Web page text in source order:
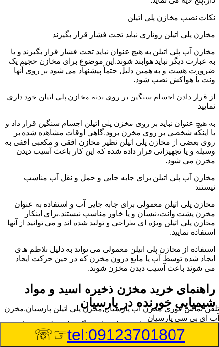
نکات نصب مخازن پلی اتیلن
مخازن پلی اتیلن روتاری نباید تحت فشار قرار بگیرند
مخازن آب پلی اتیلن به هیچ عنوان نباید تحت فشار قرار بگیرند و یا
به عبارت دیگر نباید هوابند شوند.این موضوع برای مخازن حجیم یک
ضرورت هست و به همین دلیل حتماً پیشنهاد می شود بر روی آنها
ونت یا هواکش نصب شود.
از قرار دادن اجسام سنگین بر روی بدنه مخازن پلی اتیلن خود داری
نمایید
به هیچ عنوان نباید بر روی مخزن پلی اتیلن اجسام سنگین قرار داد و
یا اینکه شخصی بر روی مخزن برود.گاهی اوقات مشاهده شده بر
روی بعضی از مخازن پلی اتیلن نظیر مخازن افقی و مکعبی افقی به
وسیله و یا تجهیزاتی قرار داده شده که این کار باعث آسیب دیدن
مخزن می شود.
مخازن آب پلی اتیلن برای جابه جایی و حمل و نقل آب مناسب
نیستند
مخازن پلی اتیلن معمولی برای جابه جایی آب و استفاده به عنوان
مخزن پشت وانت،نیسان و یا خاور مناسب نیستند.برای اینکار
مخازن پلی اتیلن ویژه ای طراحی و تولید شده اند و می توانید از آنها
استفاده نمایید.
استفاده از مخازن پلی اتیلن معمولی می تواند به دلیل تلاطم های
ایجاد شده توسط آب یا مایع درون مخزن که در حین حرکت ایجاد
می شوند باعث آسیب دیدن مخزن شوند.
راهنمای خرید مخزن ذخیره اسید و مواد
شیمیایی خورنده در پارسیان
مخزن ذخیره اسید و مواد شیمیایی باید به گونه ای تولید شوند که
بتوانند در برابر چگالی نسبتا بالا و خورندگی انواع اسیدها مقاومت
کافی داشته باشند.به همین دلیل نمی توان در هر مخزنی اسید و مواد
تلفن تماس فوریمخزن آب پارسیان,مخزن پلی اتیلن پارسیان,مخزن
آب ای بی سی پارسیان
tel:09123701807
☞☏